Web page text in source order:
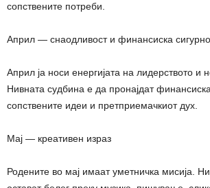
сопствените потреби.
Април — снаодливост и финансиска
Април ја носи енергијата на лидерството и
Нивната судбина е да пронајдат
сопствените идеи и претприемачкиот дух.
Мај — креативен израз
Родените во мај имаат уметничка мисија.